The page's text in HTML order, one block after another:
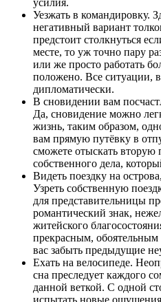
Уезжать в командировку.
негативный вариант
предстоит столкнуться
месте, то уж точно пару
или же просто работать
положено. Все ситуации,
дипломатически.
В сновидении вам
Да, сновидение можно
жизнь, таким образом,
вам прямую путёвку в
сможете отыскать
собственного дела,
Видеть поездку на
Узреть собственную
для представительницы
романтический знак,
житейского
прекрасным,
вас забыть предыдущие
Ехать на велосипеде.
сна преследует каждого
данной веткой. С одной
испытать новые